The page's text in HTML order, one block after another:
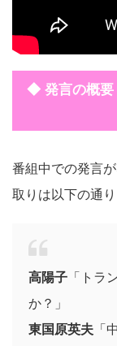
◆ 発言の概要
番組中での発言
取りは以下の通り
高陽子 「トラ
か？」
東国原英夫 「